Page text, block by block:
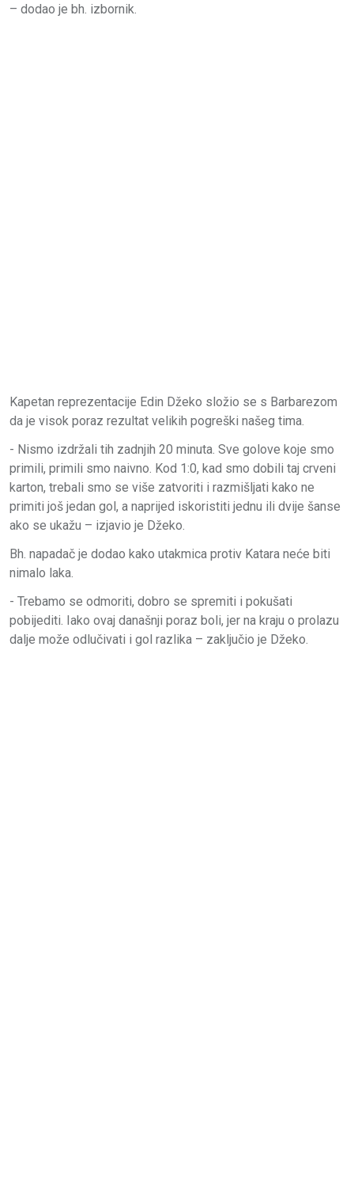
– dodao je bh. izbornik.
Kapetan reprezentacije Edin Džeko složio se s Barbarezom
da je visok poraz rezultat velikih pogreški našeg tima.
- Nismo izdržali tih zadnjih 20 minuta. Sve golove koje smo
primili, primili smo naivno. Kod 1:0, kad smo dobili taj crveni
karton, trebali smo se više zatvoriti i razmišljati kako ne
primiti još jedan gol, a naprijed iskoristiti jednu ili dvije šanse
ako se ukažu – izjavio je Džeko.
Bh. napadač je dodao kako utakmica protiv Katara neće biti
nimalo laka.
- Trebamo se odmoriti, dobro se spremiti i pokušati
pobijediti. Iako ovaj današnji poraz boli, jer na kraju o prolazu
dalje može odlučivati i gol razlika – zaključio je Džeko.